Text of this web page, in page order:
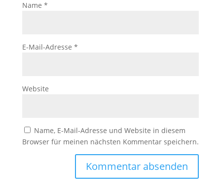
Name *
E-Mail-Adresse *
Website
Name, E-Mail-Adresse und Website in diesem
Browser für meinen nächsten Kommentar speichern.